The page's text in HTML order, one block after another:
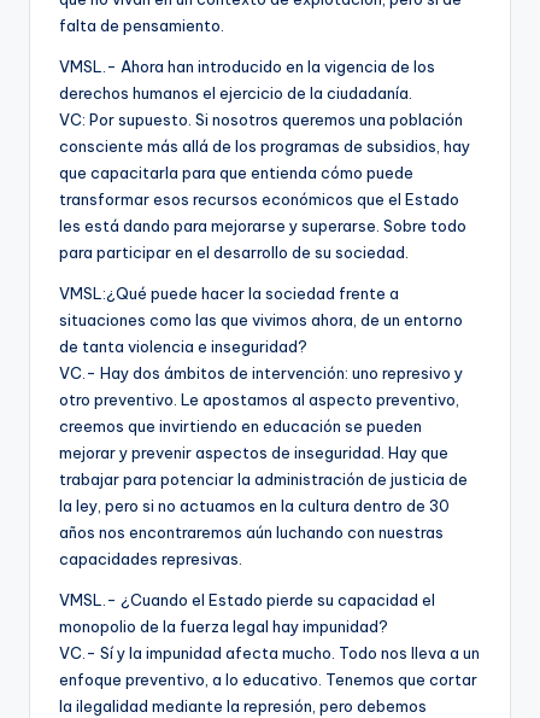
falta de pensamiento.
VMSL.- Ahora han introducido en la vigencia de los
derechos humanos el ejercicio de la ciudadanía.
VC: Por supuesto. Si nosotros queremos una población
consciente más allá de los programas de subsidios, hay
que capacitarla para que entienda cómo puede
transformar esos recursos económicos que el Estado
les está dando para mejorarse y superarse. Sobre todo
para participar en el desarrollo de su sociedad.
VMSL:¿Qué puede hacer la sociedad frente a
situaciones como las que vivimos ahora, de un entorno
de tanta violencia e inseguridad?
VC.- Hay dos ámbitos de intervención: uno represivo y
otro preventivo. Le apostamos al aspecto preventivo,
creemos que invirtiendo en educación se pueden
mejorar y prevenir aspectos de inseguridad. Hay que
trabajar para potenciar la administración de justicia de
la ley, pero si no actuamos en la cultura dentro de 30
años nos encontraremos aún luchando con nuestras
capacidades represivas.
VMSL.- ¿Cuando el Estado pierde su capacidad el
monopolio de la fuerza legal hay impunidad?
VC.- Sí y la impunidad afecta mucho. Todo nos lleva a un
enfoque preventivo, a lo educativo. Tenemos que cortar
la ilegalidad mediante la represión, pero debemos